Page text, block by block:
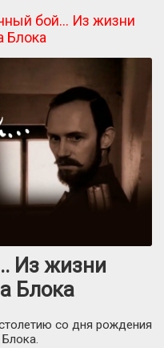
бой... Из жизни
Блока
Из жизни
Блока
со дня рождения